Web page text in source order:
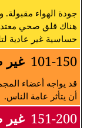
جودة الهواء
هناك قلق صحي
حساسية غير عادية
101-150
قد يواجه أعضاء
أن يتأثر عامة الناس.
151-200